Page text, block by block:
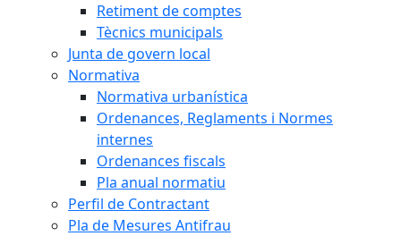
Retiment de comptes
Tècnics municipals
Junta de govern local
Normativa
Normativa urbanística
Ordenances, Reglaments i Normes
internes
Ordenances fiscals
Pla anual normatiu
Perfil de Contractant
Pla de Mesures Antifrau